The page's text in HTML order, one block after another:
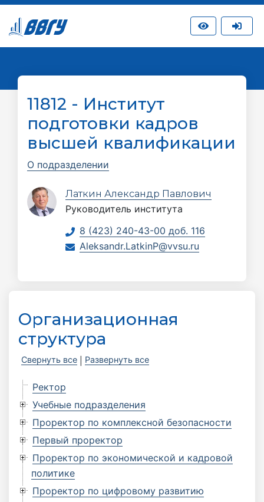
11812 - Институт
подготовки кадров
высшей квалификации
О подразделении
Латкин Александр Павлович
Руководитель института
8 (423) 240-43-00 доб. 116
Aleksandr.LatkinP@vvsu.ru
Организационная
структура
Свернуть все Развернуть все
Ректор
Учебные подразделения
Проректор по комплексной безопасности
Первый проректор
Проректор по экономической и кадровой
политике
Проректор по цифровому развитию